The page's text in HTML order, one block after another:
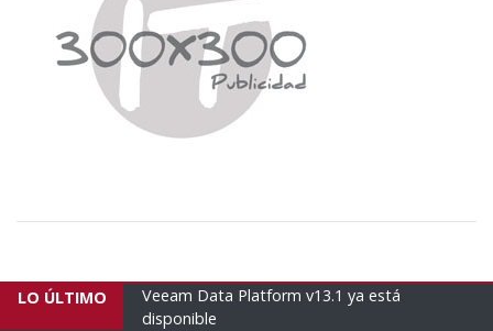
LO ÚLTIMOv13.1 ya está
Empresas brasileñas envían un